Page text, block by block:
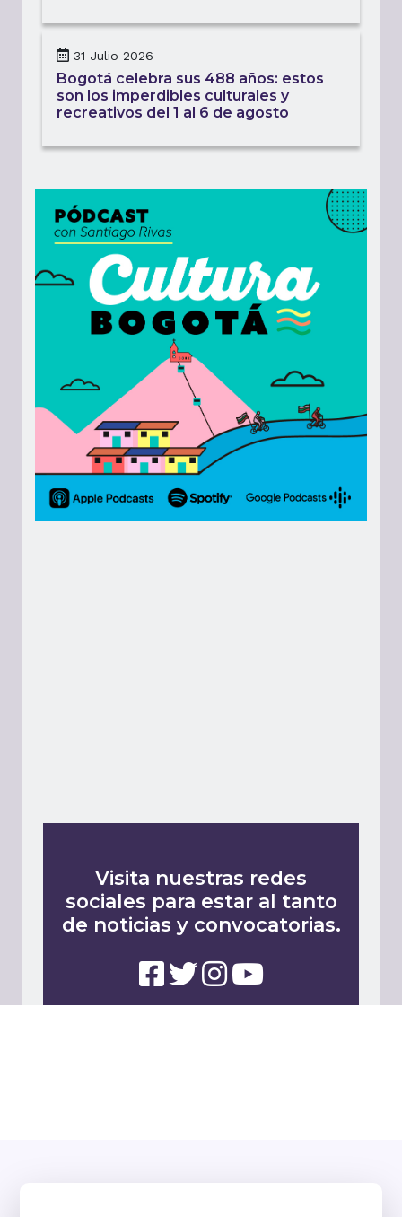
31 Julio 2026
Bogotá celebra sus 488 años: estos
son los imperdibles culturales y
recreativos del 1 al 6 de agosto
Visita nuestras redes
sociales para estar al tanto
de noticias y convocatorias.